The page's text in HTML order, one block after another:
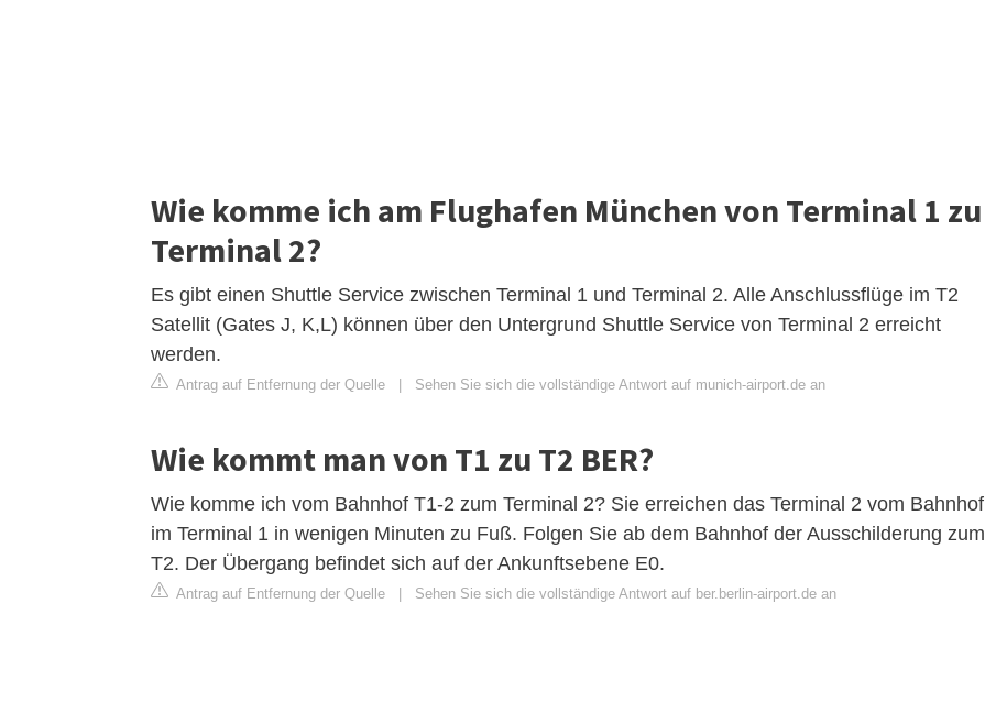
Wie komme ich am Flughafen München von Terminal 1 zu
Terminal 2?
Es gibt einen Shuttle Service zwischen Terminal 1 und Terminal 2. Alle Anschlussflüge im T2
Satellit (Gates J, K,L) können über den Untergrund Shuttle Service von Terminal 2 erreicht
werden.
Antrag auf Entfernung der Quelle Sehen Sie sich die vollständige Antwort auf munich-airport.de an
Wie kommt man von T1 zu T2 BER?
Wie komme ich vom Bahnhof T1-2 zum Terminal 2? Sie erreichen das Terminal 2 vom Bahnhof
im Terminal 1 in wenigen Minuten zu Fuß. Folgen Sie ab dem Bahnhof der Ausschilderung zum
T2. Der Übergang befindet sich auf der Ankunftsebene E0.
Antrag auf Entfernung der Quelle Sehen Sie sich die vollständige Antwort auf ber.berlin-airport.de an